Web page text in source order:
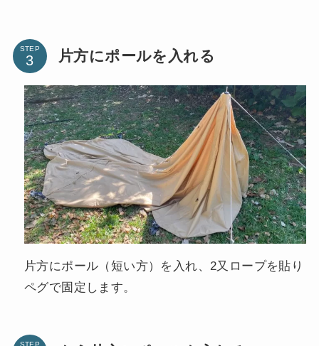
STEP 片方にポールを入れる
片方にポール（短い方）を入れ、2又ロープを貼り
ペグで固定します。
STEP